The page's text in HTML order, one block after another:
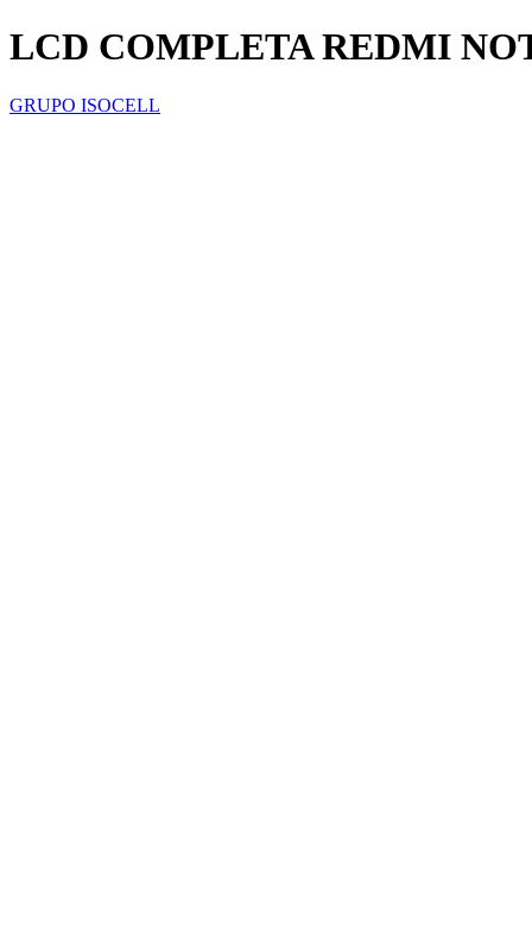
LCD COMPLETA REDMI
GRUPO ISOCELL